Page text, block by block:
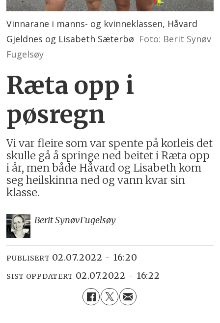
Vinnarane i manns- og kvinneklassen, Håvard
Gjeldnes og Lisabeth Sæterbø Foto: Berit Synøv
Fugelsøy
Ræta opp i
pøsregn
Vi var fleire som var spente på korleis det
skulle gå å springe ned beitet i Ræta opp
i år, men både Håvard og Lisabeth kom
seg heilskinna ned og vann kvar sin
klasse.
Berit SynøvFugelsøy
PUBLISERT 02.07.2022 - 16:20
SIST OPPDATERT 02.07.2022 - 16:22